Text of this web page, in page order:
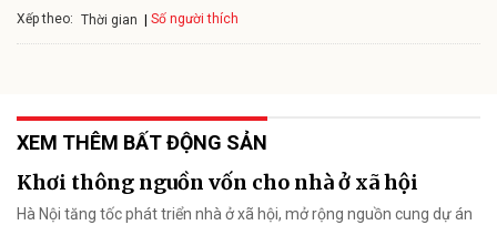
Xếp theo: Thời gian Số người thích
XEM THÊM BẤT ĐỘNG SẢN
Khơi thông nguồn vốn cho nhà ở xã hội
Hà Nội tăng tốc phát triển nhà ở xã hội, mở rộng nguồn cung dự án